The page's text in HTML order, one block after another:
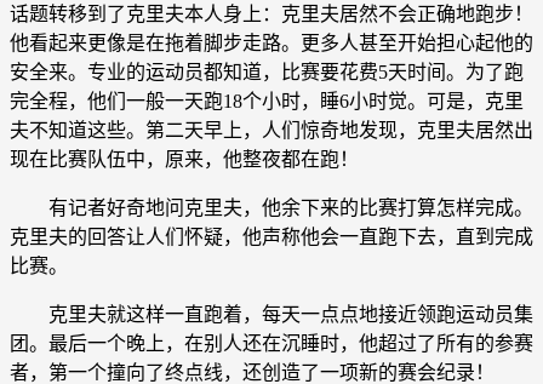
话题转移到了克里夫本人身上：克里夫居然不会正确地跑步！
他看起来更像是在拖着脚步走路。更多人甚至开始担心起他的
安全来。专业的运动员都知道，比赛要花费5天时间。为了跑
完全程，他们一般一天跑18个小时，睡6小时觉。可是，克里
夫不知道这些。第二天早上，人们惊奇地发现，克里夫居然出
现在比赛队伍中，原来，他整夜都在跑！
有记者好奇地问克里夫，他余下来的比赛打算怎样完成。
克里夫的回答让人们怀疑，他声称他会一直跑下去，直到完成
比赛。
克里夫就这样一直跑着，每天一点点地接近领跑运动员集
团。最后一个晚上，在别人还在沉睡时，他超过了所有的参赛
者，第一个撞向了终点线，还创造了一项新的赛会纪录！